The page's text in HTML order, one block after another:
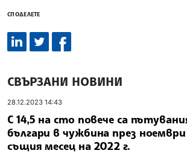
СПОДЕЛЕТЕ
СВЪРЗАНИ НОВИНИ
28.12.2023 14:43
С 14,5 на сто повече са
българи в чужбина през
същия месец на 2022 г.